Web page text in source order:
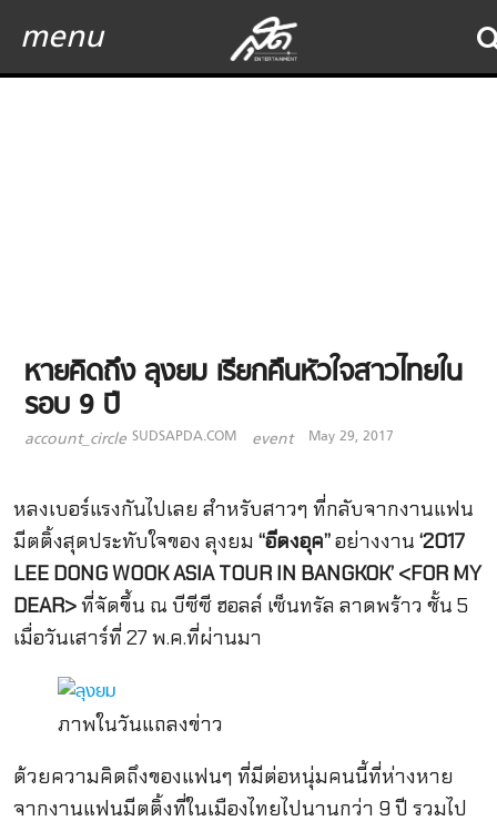
menu
หายคิดถึง ลุงยม เรียกคืนหัวใจสาวไทยใน
รอบ 9 ปี
account_circle SUDSAPDA.COM event May 29, 2017
หลงเบอร์แรงกันไปเลย สำหรับสาวๆ ที่กลับจากงานแฟน
มีตติ้งสุดประทับใจของ ลุงยม “อีดงอุค”อย่างงาน ‘2017
LEE DONG WOOK ASIA TOUR IN BANGKOK’ <FOR MY
DEAR>ที่จัดขึ้น ณ บีซีซี ฮอลล์ เซ็นทรัล ลาดพร้าว ชั้น 5
เมื่อวันเสาร์ที่ 27 พ.ค.ที่ผ่านมา
ภาพในวันแถลงข่าว
ด้วยความคิดถึงของแฟนๆ ที่มีต่อหนุ่มคนนี้ที่ห่างหาย
จากงานแฟนมีตติ้งที่ในเมืองไทยไปนานกว่า 9 ปี รวมไป